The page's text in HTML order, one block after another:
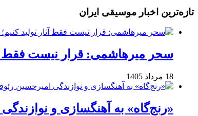
تازه‌ترین اخبار موسیقی ایران
سحر میرهاشمی: قرار نیست فقط
18 مرداد 1405
«رنج‌گاه» به آهنگسازی و